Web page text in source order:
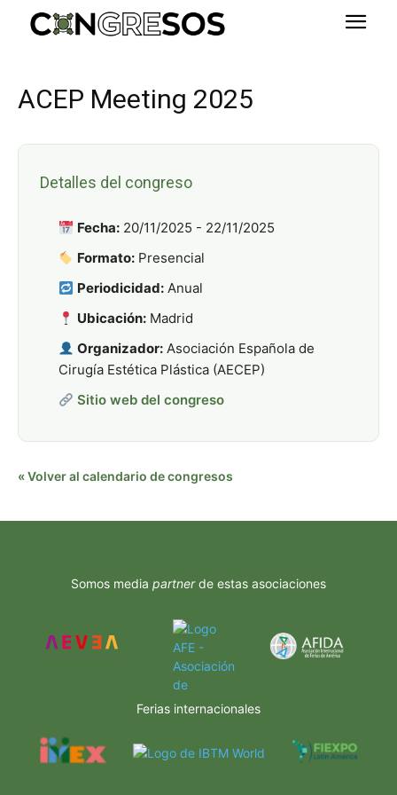
ACEP Meeting 2025
Detalles del congreso
Fecha: 20/11/2025 - 22/11/2025
Formato: Presencial
Periodicidad: Anual
Ubicación: Madrid
Organizador: Asociación Española de
Cirugía Estética Plástica (AECEP)
Sitio web del congreso
« Volver al calendario de congresos
Somos media partnerde estas asociaciones
Ferias internacionales